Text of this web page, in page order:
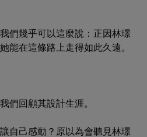
們幾乎可以這麼說：正因林璟
能在這條路上走得如此久遠。
們回顧其設計生涯。
自己感動？原以為會聽見林璟